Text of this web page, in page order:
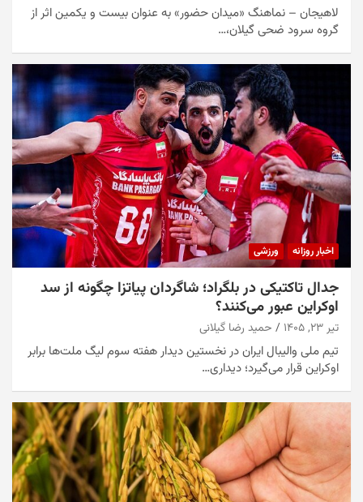
لاهیجان – نماهنگ «میدان حضور» به عنوان بیست و یکمین اثر از
گروه سرود ضحی گیلان،…
اخبار روزانه ورزشی
جدال تاکتیکی در بلگراد؛ شاگردان پیاتزا چگونه از سد
اوکراین عبور می‌کنند؟
تیر ۲۳, ۱۴۰۵ حمید رضا گیلانی
تیم ملی والیبال ایران در نخستین دیدار هفته سوم لیگ ملت‌ها برابر
اوکراین قرار می‌گیرد؛ دیداری…